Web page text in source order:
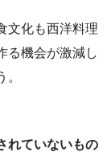
文化も西洋料理
る機会が激減し
れていないもの